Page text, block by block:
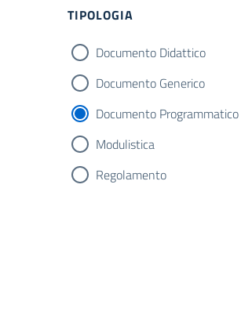
Filtri
TIPOLOGIA
Documento Didattico
Documento Generico
Documento Programmatico
Modulistica
Regolamento